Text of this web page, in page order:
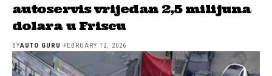
autoservis vrijedan 2,5 milijuna
dolara u Friscu
BYAUTO GURU FEBRUARY 12, 2026